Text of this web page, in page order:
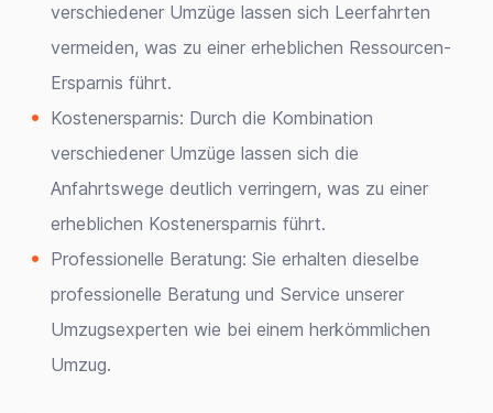
verschiedener Umzüge lassen sich Leerfahrten
vermeiden, was zu einer erheblichen Ressourcen-
Ersparnis führt.
Kostenersparnis: Durch die Kombination
verschiedener Umzüge lassen sich die
Anfahrtswege deutlich verringern, was zu einer
erheblichen Kostenersparnis führt.
Professionelle Beratung: Sie erhalten dieselbe
professionelle Beratung und Service unserer
Umzugsexperten wie bei einem herkömmlichen
Umzug.